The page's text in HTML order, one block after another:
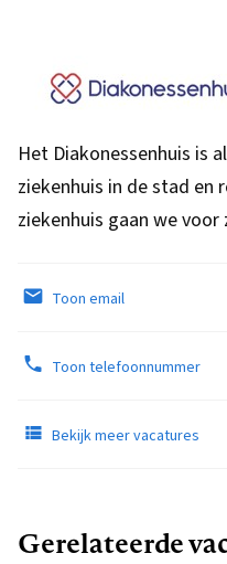
Het Diakonessenhuis is
ziekenhuis in de stad en
ziekenhuis gaan we voor
Toon email
Toon telefoonnummer
Bekijk meer vacatures
Gerelateerde